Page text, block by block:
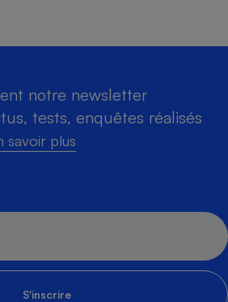
notre newsletter
tests, enquêtes réalisés
savoir plus
S'inscrire